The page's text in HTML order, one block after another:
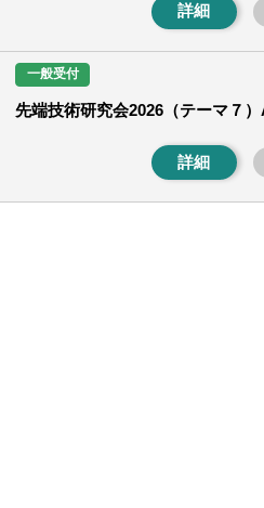
詳細
一般受付
先端技術研究会2026（テーマ７
詳細